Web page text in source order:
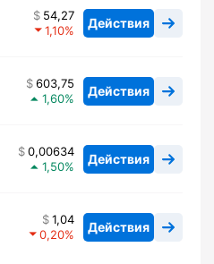
54,27
1,10
Действия
603,75
1,60
Действия
0,00634
1,50
Действия
1,04
0,20
Действия